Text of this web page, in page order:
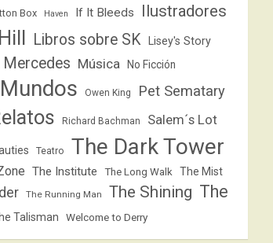
Box Haven If It Bleeds Ilustradores
Libros sobre SK Lisey's Story
Mercedes Música No Ficción
Owen King Pet Sematary
Richard Bachman Salem´s Lot
Teatro The Dark Tower
The Institute The Long Walk The Mist
The Running Man The Shining The
Talisman Welcome to Derry